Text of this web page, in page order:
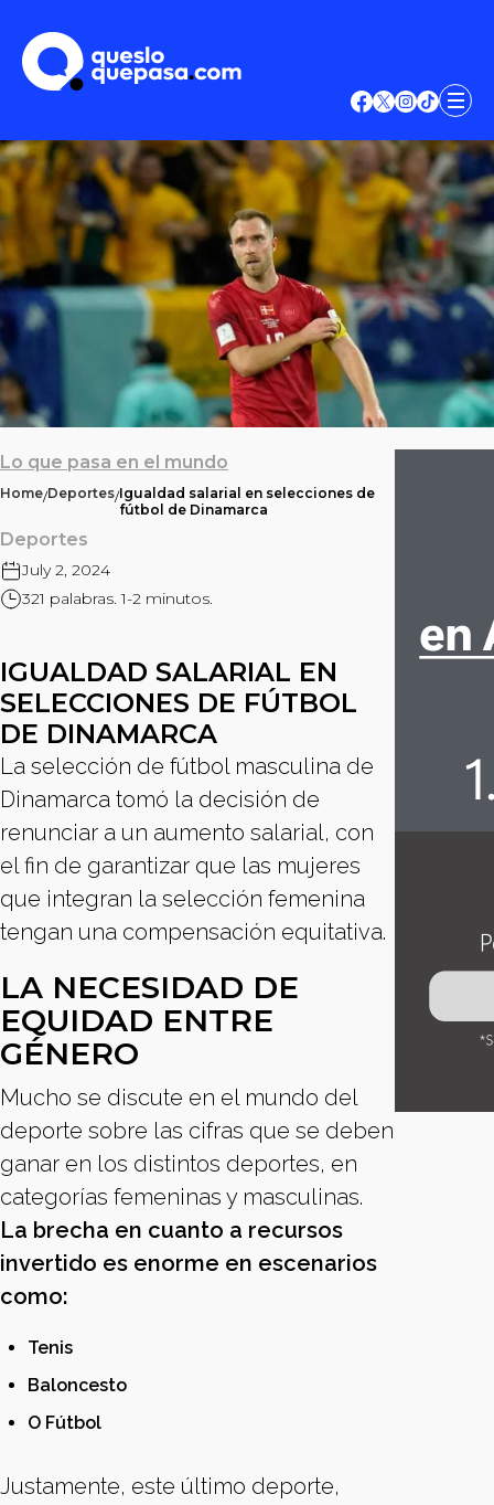
Lo que pasa en el mundo
Home/Deportes/Igualdad salarial en selecciones de
fútbol de Dinamarca
Deportes
July 2, 2024
321 palabras. 1-2 minutos.
IGUALDAD SALARIAL EN
SELECCIONES DE FÚTBOL
DE DINAMARCA
La selección de fútbol masculina de
Dinamarca tomó la decisión de
renunciar a un aumento salarial, con
el fin de garantizar que las mujeres
que integran la selección femenina
tengan una compensación equitativa.
LA NECESIDAD DE
EQUIDAD ENTRE
GÉNERO
Mucho se discute en el mundo del
deporte sobre las cifras que se deben
ganar en los distintos deportes, en
categorías femeninas y masculinas.
La brecha en cuanto a recursos
invertido es enorme en escenarios
como:
Tenis
Baloncesto
O Fútbol
Justamente, este último deporte,